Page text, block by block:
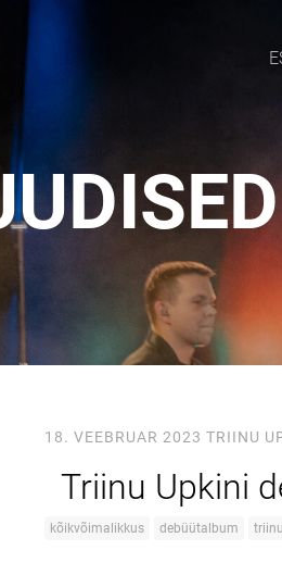
18. VEEBRUAR 2023 TRIINU
Triinu Upkini
kõikvõimalikkus debüütalbum